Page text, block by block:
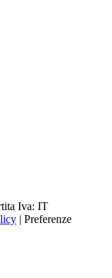
Iva: IT
| Preferenze